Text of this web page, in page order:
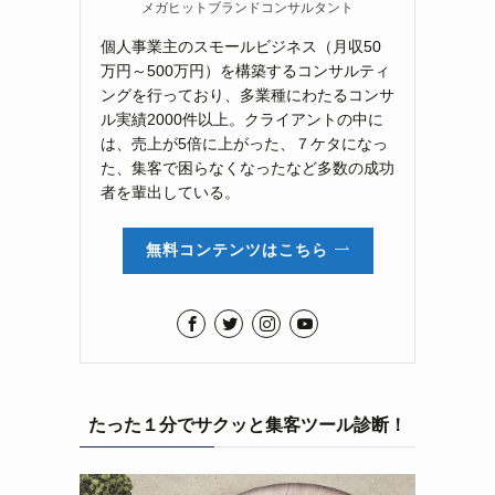
メガヒットブランドコンサルタント
個人事業主のスモールビジネス（月収50
万円～500万円）を構築するコンサルティ
ングを行っており、多業種にわたるコンサ
ル実績2000件以上。クライアントの中に
は、売上が5倍に上がった、７ケタになっ
た、集客で困らなくなったなど多数の成功
者を輩出している。
無料コンテンツはこちら
たった１分でサクッと集客ツール診断！